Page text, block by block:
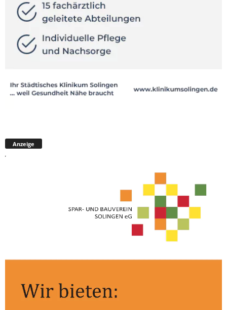
Anzeige